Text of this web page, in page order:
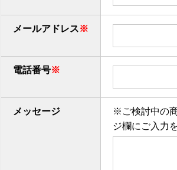
メールアドレス※
電話番号※
メッセージ
※ご検討中の
ジ欄にご入力